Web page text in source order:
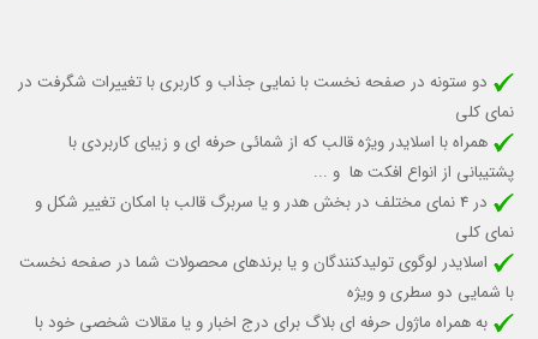
دو ستونه در صفحه نخست با نمایی جذاب و کاربری با تغییرات شگرفت در
نمای کلی
همراه با اسلایدر ویژه قالب که از شمائی حرفه ای و زیبای کاربردی با
پشتيباني از انواع افكت ها و ...
در 4 نمای مختلف در بخش هدر و یا سربرگ قالب با امکان تغییر شکل و
نمای کلی
اسلایدر لوگوی تولیدکنندگان و یا برندهای محصولات شما در صفحه نخست
با شمایی دو سطری و ویژه
به همراه ماژول حرفه اي بلاگ براي درج اخبار و يا مقالات شخصي خود با